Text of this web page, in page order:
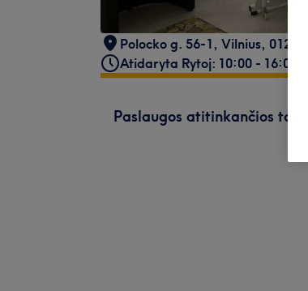
Polocko g. 56-1, Vilnius, 01205
Atidaryta Rytoj: 10:00 - 16:00
Paslaugos atitinkančios tavo